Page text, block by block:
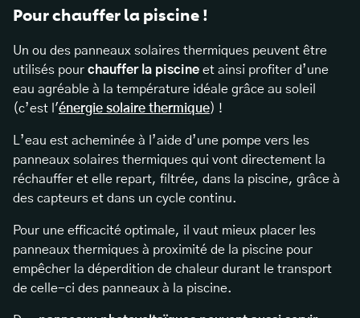
Pour chauffer la piscine !
Un ou des panneaux solaires thermiques peuvent être
utilisés pour chauffer la piscine et ainsi profiter d’une
eau agréable à la température idéale grâce au soleil
(c’est l'énergie solaire thermique) !
L’eau est acheminée à l’aide d’une pompe vers les
panneaux solaires thermiques qui vont directement la
réchauffer et elle repart, filtrée, dans la piscine, grâce à
des capteurs et dans un cycle continu.
Pour une efficacité optimale, il vaut mieux placer les
panneaux thermiques à proximité de la piscine pour
empêcher la déperdition de chaleur durant le transport
de celle-ci des panneaux à la piscine.